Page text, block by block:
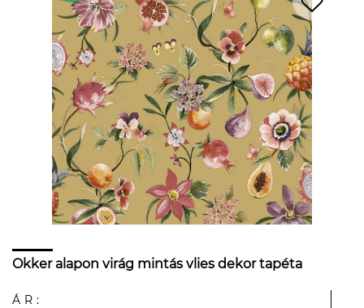
Okker alapon virág mintás vlies dekor tapéta
ÁR: